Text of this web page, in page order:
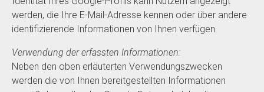
werden, die Ihre E-Mail-Adresse kennen oder über andere
identifizierende Informationen von Ihnen verfügen.
Verwendung der erfassten Informationen:
Neben den oben erläuterten Verwendungszwecken
werden die von Ihnen bereitgestellten Informationen